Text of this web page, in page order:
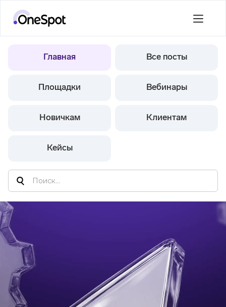
Главная Все посты
Площадки Вебинары
Новичкам Клиентам
Кейсы